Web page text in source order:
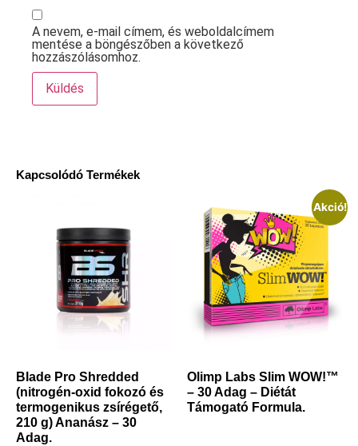
Kapcsolódó Termékek
Blade Pro Shredded
(nitrogén-oxid fokozó és
termogenikus zsírégető,
210 g) Ananász – 30
Adag.
Akció!
Olimp Labs Slim WOW!™
– 30 Adag – Diétát
Támogató Formula.
A nevem, e-mail címem, és weboldalcímem
mentése a böngészőben a következő
hozzászólásomhoz.